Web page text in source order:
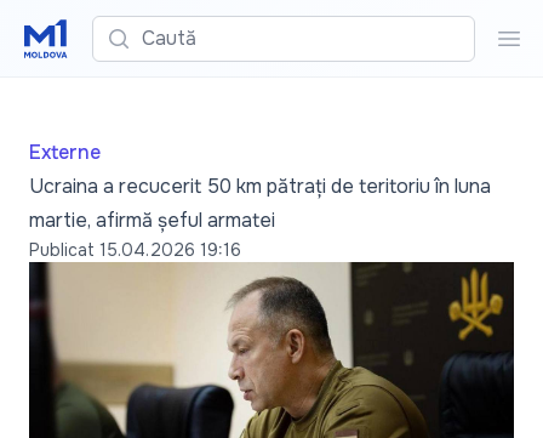
Caută
Externe
Ucraina a recucerit 50 km pătrați de teritoriu în luna
martie, afirmă șeful armatei
Publicat 15.04.2026 19:16